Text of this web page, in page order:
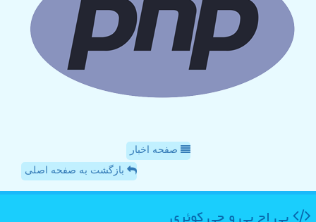
صفحه اخبار
بازگشت به صفحه اصلی